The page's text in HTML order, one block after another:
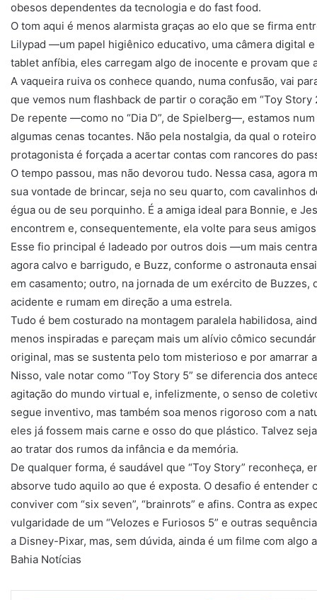
obesos dependentes da tecnologia e do fast food.
O tom aqui é menos alarmista graças ao elo que se firma
Lilypad —um papel higiênico educativo, uma câmera digital
tablet anfíbia, eles carregam algo de inocente e provam que
A vaqueira ruiva os conhece quando, numa confusão, vai
que vemos num flashback de partir o coração em “Toy Story
De repente —como no “Dia D”, de Spielberg—, estamos
algumas cenas tocantes. Não pela nostalgia, da qual o
protagonista é forçada a acertar contas com rancores do
O tempo passou, mas não devorou tudo. Nessa casa, agora
sua vontade de brincar, seja no seu quarto, com cavalinhos
égua ou de seu porquinho. É a amiga ideal para Bonnie, e
encontrem e, consequentemente, ela volte para seus
Esse fio principal é ladeado por outros dois —um mais
agora calvo e barrigudo, e Buzz, conforme o astronauta
em casamento; outro, na jornada de um exército de
acidente e rumam em direção a uma estrela.
Tudo é bem costurado na montagem paralela habilidosa,
menos inspiradas e pareçam mais um alívio cômico
original, mas se sustenta pelo tom misterioso e por amarrar
Nisso, vale notar como “Toy Story 5” se diferencia dos
agitação do mundo virtual e, infelizmente, o senso de
segue inventivo, mas também soa menos rigoroso com a
eles já fossem mais carne e osso do que plástico. Talvez
ao tratar dos rumos da infância e da memória.
De qualquer forma, é saudável que “Toy Story” reconheça,
absorve tudo aquilo ao que é exposta. O desafio é entender
conviver com “six seven”, “brainrots” e afins. Contra as
vulgaridade de um “Velozes e Furiosos 5” e outras
a Disney-Pixar, mas, sem dúvida, ainda é um filme com algo
Bahia Notícias